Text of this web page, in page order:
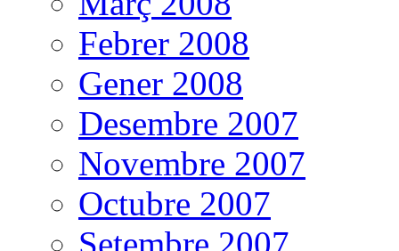
Febrer 2008
Gener 2008
Desembre 2007
Novembre 2007
Octubre 2007
Setembre 2007